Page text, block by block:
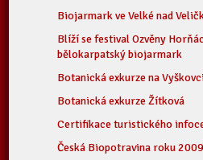
Biojarmark ve Velké nad
Blíží se festival Ozvěny
bělokarpatský biojarmark
Botanická exkurze na
Botanická exkurze Žítková
Certifikace turistického
Česká Biopotravina roku